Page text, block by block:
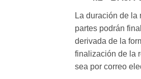
La duración de
partes podrán
derivada de la
finalización de la
sea por correo